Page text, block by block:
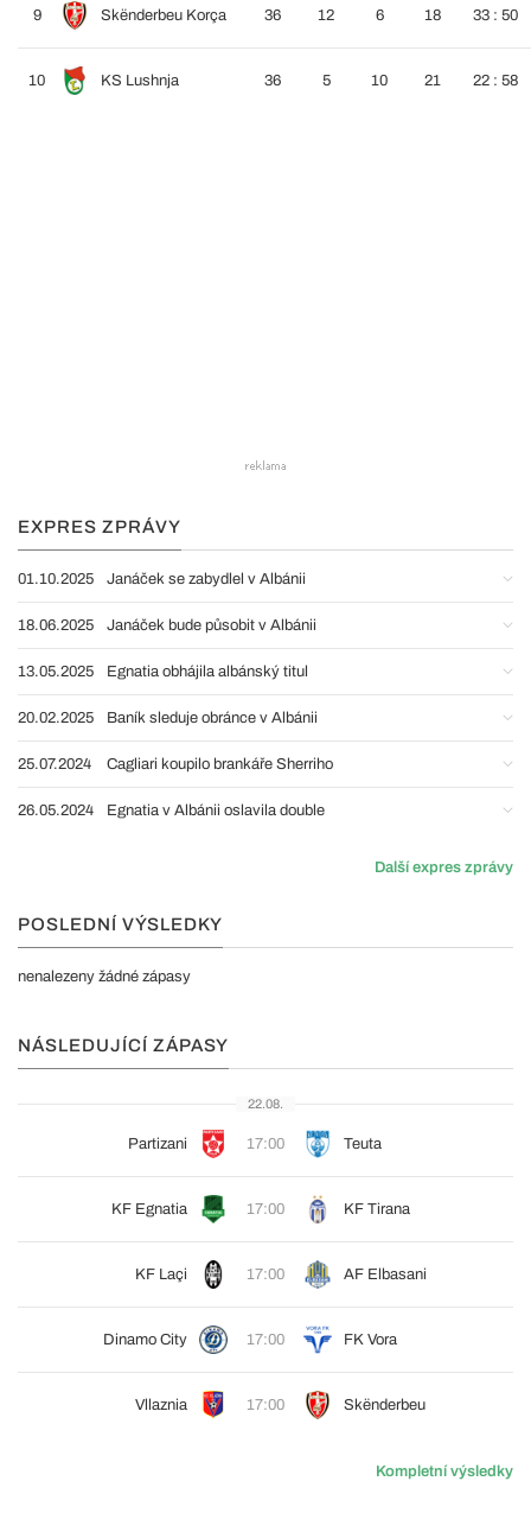
9 Skënderbeu Korça 36 12 6 18 33 : 50
10 KS Lushnja 36 5 10 21 22 : 58
EXPRES ZPRÁVY
01.10.2025 Janáček se zabydlel v Albánii
18.06.2025 Janáček bude působit v Albánii
13.05.2025 Egnatia obhájila albánský titul
20.02.2025 Baník sleduje obránce v Albánii
25.07.2024 Cagliari koupilo brankáře Sherriho
26.05.2024 Egnatia v Albánii oslavila double
Další expres zprávy
POSLEDNÍ VÝSLEDKY
nenalezeny žádné zápasy
NÁSLEDUJÍCÍ ZÁPASY
22.08.
Partizani 17:00 Teuta
KF Egnatia 17:00 KF Tirana
KF Laçi 17:00 AF Elbasani
Dinamo City 17:00 FK Vora
Vllaznia 17:00 Skënderbeu
Kompletní výsledky